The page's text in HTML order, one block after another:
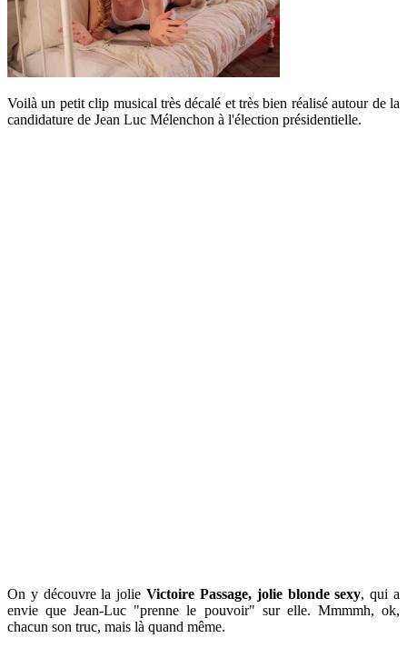
Voilà un petit clip musical très décalé et très bien réalisé autour de la
candidature de Jean Luc Mélenchon à l'élection présidentielle.
On y découvre la jolieVictoire Passage, jolie blonde sexy, qui a
envie que Jean-Luc "prenne le pouvoir" sur elle. Mmmmh, ok,
chacun son truc, mais là quand même.